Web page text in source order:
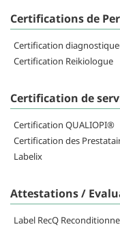
Certifications de
Certification
Certification Reikiologue
Certification de
Certification QUALIOPI®
Certification des
Labelix
Attestations /
Label RecQ